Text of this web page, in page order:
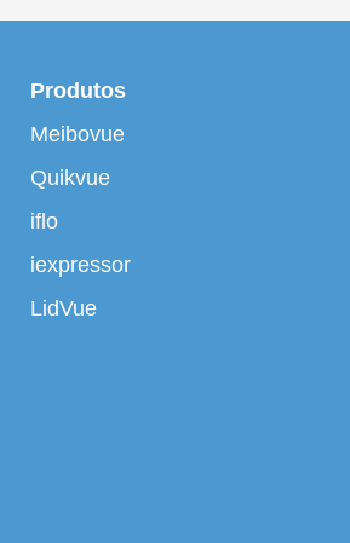
Produtos
Meibovue
Quikvue
iflo
iexpressor
LidVue